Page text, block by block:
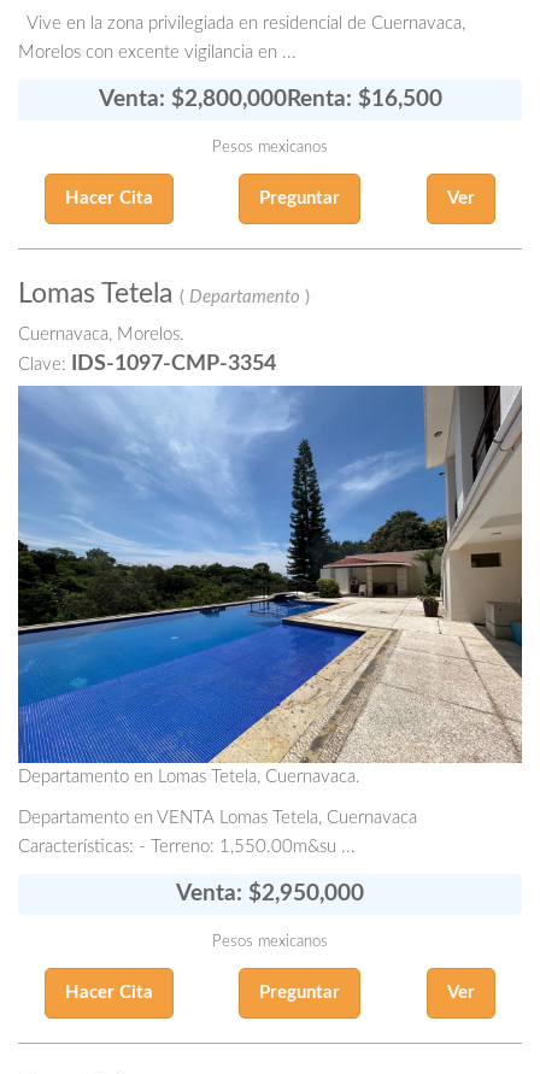
Vive en la zona privilegiada en residencial de Cuernavaca,
Morelos con excente vigilancia en ...
Venta: $2,800,000Renta: $16,500
Pesos mexicanos
Hacer Cita Preguntar Ver
Lomas Tetela ( Departamento )
Cuernavaca, Morelos.
Clave:
IDS-1097-CMP-3354
Departamento en Lomas Tetela, Cuernavaca.
Departamento en VENTA Lomas Tetela, Cuernavaca
Características: - Terreno: 1,550.00m&su ...
Venta: $2,950,000
Pesos mexicanos
Hacer Cita Preguntar Ver